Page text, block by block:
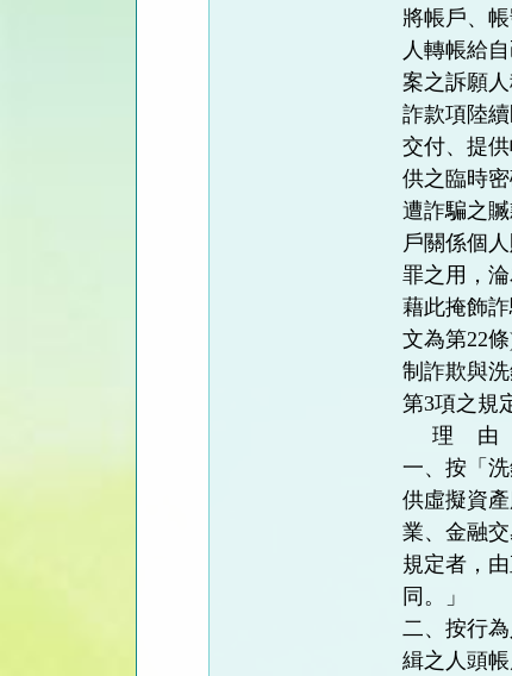
將帳戶、
人轉帳給
案之訴願
詐款項陸
交付、提
供之臨時
遭詐騙之
戶關係個
罪之用，
藉此掩飾
文為第22
制詐欺與
第3項之規
理 由
一、按「
供虛擬資
業、金融
規定者，
同。」
二、按行
緝之人頭